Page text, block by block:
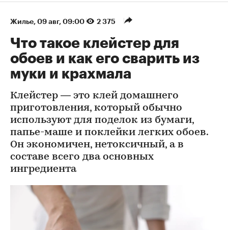
Жилье 09 авг, 09:00 2 375
Что такое клейстер для
обоев и как его сварить из
муки и крахмала
Клейстер — это клей домашнего
приготовления, который обычно
используют для поделок из бумаги,
папье-маше и поклейки легких обоев.
Он экономичен, нетоксичный, а в
составе всего два основных
ингредиента